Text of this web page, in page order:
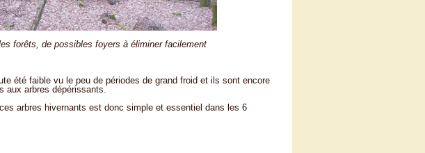
forêts, de possibles foyers à éliminer facilement
été faible vu le peu de périodes de grand froid et ils sont encore
aux arbres dépérissants.
arbres hivernants est donc simple et essentiel dans les 6